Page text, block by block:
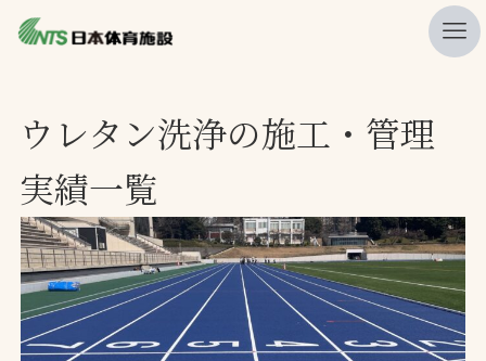
ニュース
プレスリリース
レポート
製品・サービス一覧
施工・管理実績一覧
ウレタン洗浄の施工・管理
実績一覧